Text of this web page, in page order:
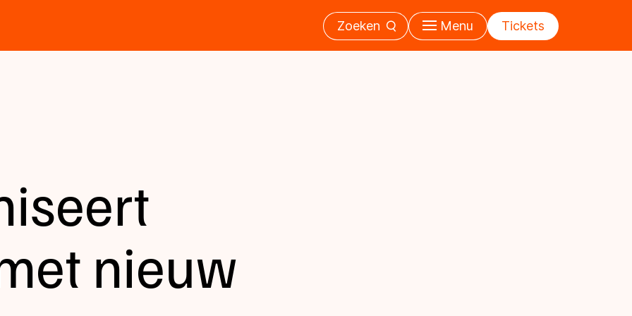
Zoeken Menu Tickets
nieuw